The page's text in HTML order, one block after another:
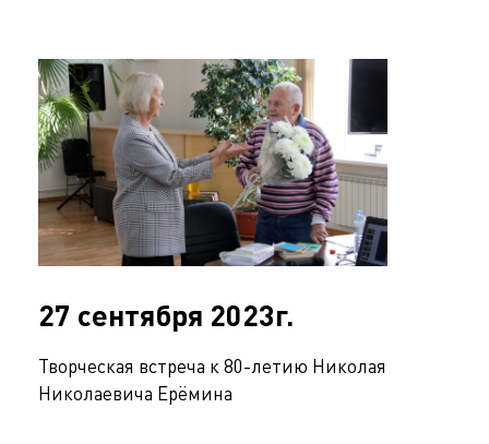
27 сентября 2023г.
Творческая встреча к 80-летию Николая
Николаевича Ерёмина